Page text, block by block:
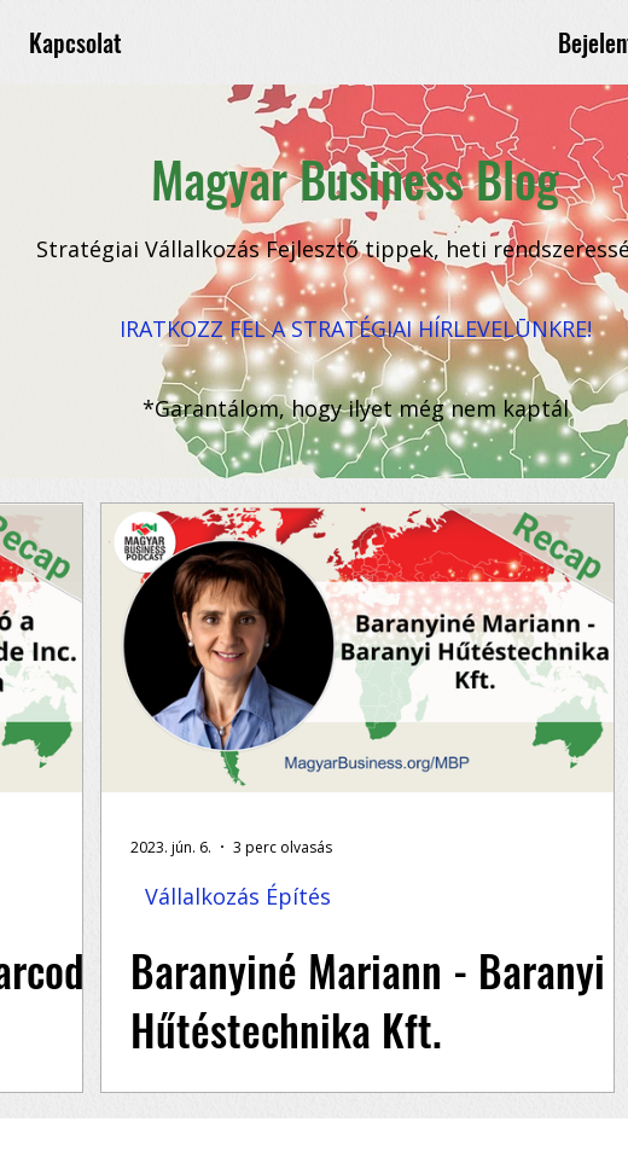
Kapcsolat
Magyar Business Blog
Stratégiai Vállalkozás Fejlesztő tippek, heti
IRATKOZZ FEL A STRATÉGIAI HÍRLEVELŪNKRE!
*Garantálom, hogy ilyet még nem kaptál
útja
a
Baranyiné Mariann - Baranyi
Hűtéstechnika Kft.
Baranyiné Mariann elmeséli honnan származik,
hogyan kötöttek ki a hűtéstechnika
Vállalkozás Építés
2023. jún. 6. 3 perc olvasás